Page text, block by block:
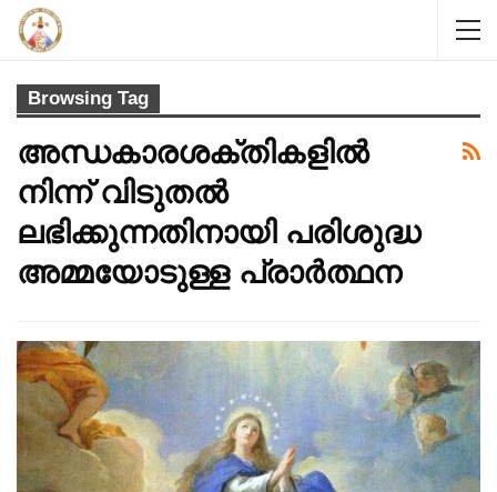
Browsing Tag
അന്ധകാരശക്തികളിൽ
നിന്ന് വിടുതൽ
ലഭിക്കുന്നതിനായി പരിശുദ്ധ
അമ്മയോടുള്ള പ്രാർത്ഥന